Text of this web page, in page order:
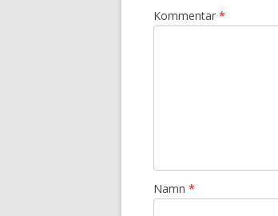
Kommentar *
Namn *